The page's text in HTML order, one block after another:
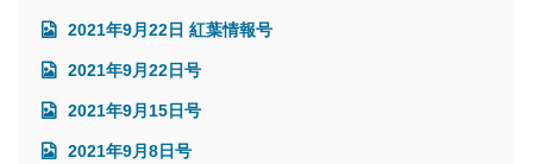
2021年9月22日 紅葉情報号
2021年9月22日号
2021年9月15日号
2021年9月8日号